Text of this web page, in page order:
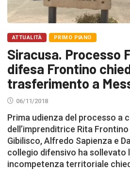
ATTUALITÀ PRIMO PIANO
Siracusa. Processo
difesa Frontino
trasferimento a
06/11/2018
Prima udienza del processo a
dell’imprenditrice Rita
Gibilisco, Alfredo Sapienza e
collegio difensivo ha sollevato
incompetenza territoriale